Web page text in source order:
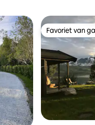
Favoriet van
Favoriet van